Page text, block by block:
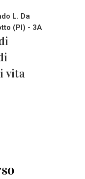
L. Da
(PI) - 3A
vita